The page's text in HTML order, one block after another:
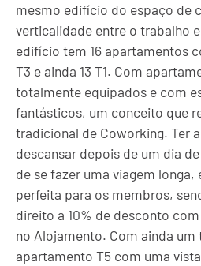
mesmo edifício do espaço de
verticalidade entre o trabalho
edifício tem 16 apartamentos
T3 e ainda 13 T1. Com
totalmente equipados e com
fantásticos, um conceito que
tradicional de Coworking. Ter
descansar depois de um dia
de se fazer uma viagem longa,
perfeita para os membros,
direito a 10% de desconto
no Alojamento. Com ainda um
apartamento T5 com uma